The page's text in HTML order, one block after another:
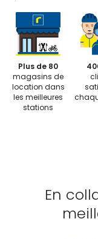
Plus de 80
magasins de
location dans
les meilleures
stations
En